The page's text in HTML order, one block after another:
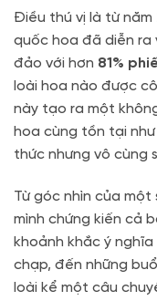
Điều thú vị là từ năm
quốc hoa đã diễn ra
đảo với hơn 81%
loài hoa nào được
này tạo ra một
hoa cùng tồn tại
thức nhưng vô cùng
Từ góc nhìn của một
mình chứng kiến cả
khoảnh khắc ý
chạp, đến những
loài kể một câu